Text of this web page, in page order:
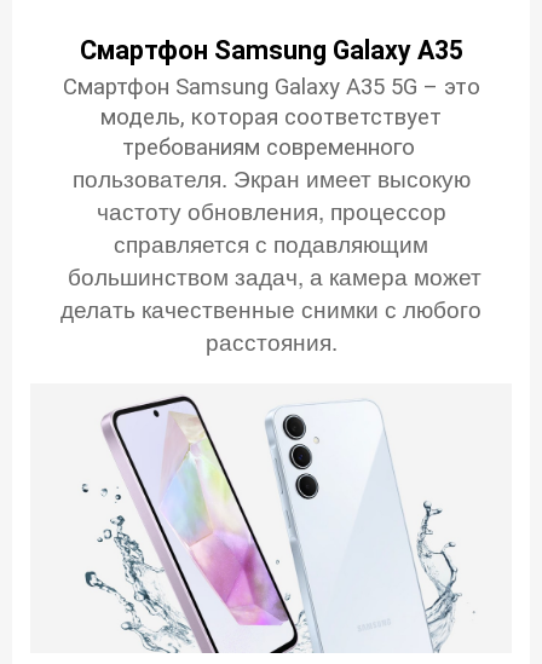
Смартфон Samsung Galaxy A35
Смартфон Samsung Galaxy A35 5G – это
модель, которая соответствует
требованиям современного
пользователя. Экран имеет высокую
частоту обновления, процессор
справляется с подавляющим
большинством задач, а камера может
делать качественные снимки с любого
расстояния.